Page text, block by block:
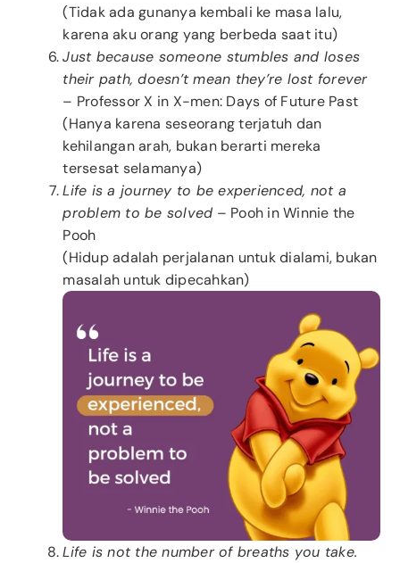
(Tidak ada gunanya kembali ke masa lalu,
karena aku orang yang berbeda saat itu)
Just because someone stumbles and loses
their path, doesn’t mean they’re lost forever
– Professor X in X-men: Days of Future Past
(Hanya karena seseorang terjatuh dan
kehilangan arah, bukan berarti mereka
tersesat selamanya)
Life is a journey to be experienced, not a
problem to be solved – Pooh in Winnie the
Pooh
(Hidup adalah perjalanan untuk dialami, bukan
masalah untuk dipecahkan)
Life is not the number of breaths you take.